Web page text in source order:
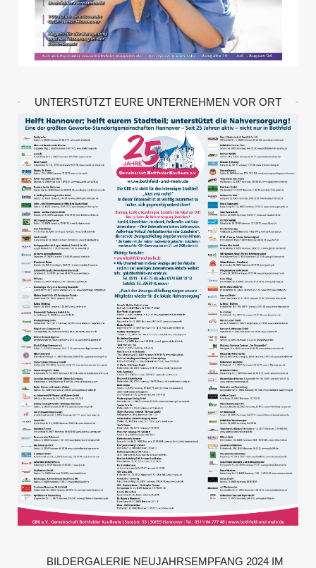
UNTERSTÜTZT EURE UNTERNEHMEN VOR ORT
BILDERGALERIE NEUJAHRSEMPFANG 2024 IM